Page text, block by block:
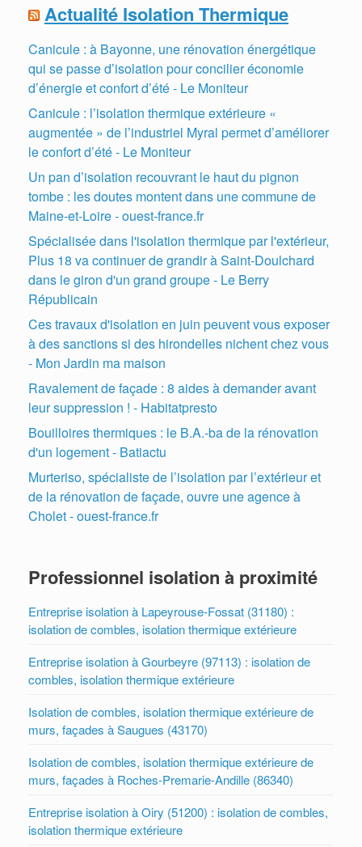
Actualité Isolation Thermique
Canicule : à Bayonne, une rénovation énergétique
qui se passe d’isolation pour concilier économie
d’énergie et confort d’été - Le Moniteur
Canicule : l’isolation thermique extérieure «
augmentée » de l’industriel Myral permet d’améliorer
le confort d’été - Le Moniteur
Un pan d’isolation recouvrant le haut du pignon
tombe : les doutes montent dans une commune de
Maine-et-Loire - ouest-france.fr
Spécialisée dans l'isolation thermique par l'extérieur,
Plus 18 va continuer de grandir à Saint-Doulchard
dans le giron d'un grand groupe - Le Berry
Républicain
Ces travaux d'isolation en juin peuvent vous exposer
à des sanctions si des hirondelles nichent chez vous
- Mon Jardin ma maison
Ravalement de façade : 8 aides à demander avant
leur suppression ! - Habitatpresto
Bouilloires thermiques : le B.A.-ba de la rénovation
d'un logement - Batiactu
Murteriso, spécialiste de l’isolation par l’extérieur et
de la rénovation de façade, ouvre une agence à
Cholet - ouest-france.fr
Professionnel isolation à proximité
Entreprise isolation à Lapeyrouse-Fossat (31180) :
isolation de combles, isolation thermique extérieure
Entreprise isolation à Gourbeyre (97113) : isolation de
combles, isolation thermique extérieure
Isolation de combles, isolation thermique extérieure de
murs, façades à Saugues (43170)
Isolation de combles, isolation thermique extérieure de
murs, façades à Roches-Premarie-Andille (86340)
Entreprise isolation à Oiry (51200) : isolation de combles,
isolation thermique extérieure